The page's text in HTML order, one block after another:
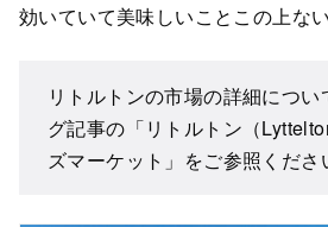
効いていて美味しいことこの上ない
リトルトンの市場の詳細につい
グ記事の「リトルトン（
ズマーケット」をご参照くださ